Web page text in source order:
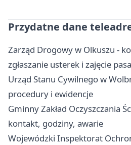
Przydatne dane
Zarząd Drogowy w Olkuszu -
zgłaszanie usterek i zajęcie
Urząd Stanu Cywilnego w
procedury i ewidencje
Gminny Zakład Oczyszczania
kontakt, godziny, awarie
Wojewódzki Inspektorat